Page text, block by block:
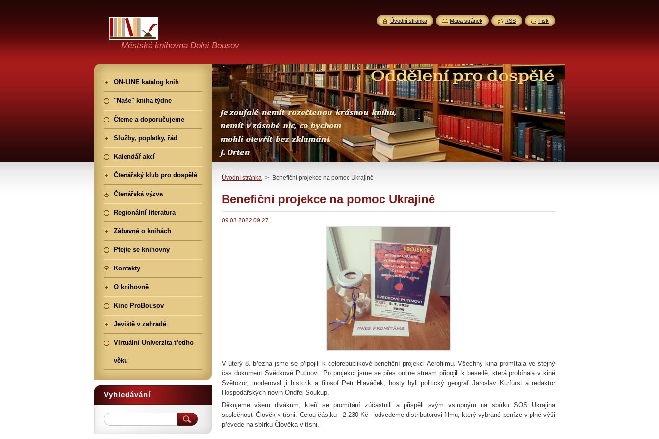
Městská knihovna Dolní Bousov
Úvodní stránka > Benefiční projekce na pomoc Ukrajině
Benefiční projekce na pomoc Ukrajině
09.03.2022 09:27
V úterý 8. března jsme se připojili k celorepublikové benefiční projekci Aerofilmu. Všechny kina promítala ve stejný
čas dokument Svědkové Putinovi. Po projekci jsme se přes online stream připojili k besedě, která probíhala v kině
Světozor, moderoval ji historik a filosof Petr Hlaváček, hosty byli politický geograf Jaroslav Kurfürst a redaktor
Hospodářských novin Ondřej Soukup.
Děkujeme všem divákům, kteří se promítání zúčastnili a přispěli svým vstupným na sbírku SOS Ukrajina
společnosti Člověk v tísni. Celou částku - 2 230 Kč - odvedeme distributorovi filmu, který vybrané peníze v plné výši
převede na sbírku Člověka v tísni.
ON-LINE katalog knih
"Naše" kniha týdne
Čteme a doporučujeme
Služby, poplatky, řád
Kalendář akcí
Čtenářský klub pro dospělé
Čtenářská výzva
Regionální literatura
Zábavně o knihách
Ptejte se knihovny
Kontakty
O knihovně
Kino ProBousov
Jeviště v zahradě
Virtuální Univerzita třetího
věku
Vyhledávání
Úvodní stránka Mapa stránek RSS Tisk